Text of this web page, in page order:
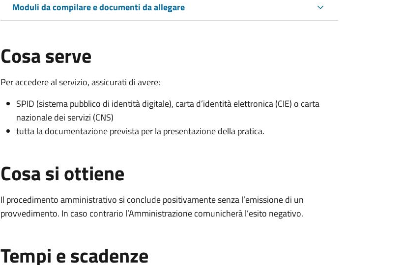
Moduli da compilare e documenti da allegare
Cosa serve
Per accedere al servizio, assicurati di avere:
SPID (sistema pubblico di identità digitale), carta d’identità elettronica (CIE) o carta
nazionale dei servizi (CNS)
tutta la documentazione prevista per la presentazione della pratica.
Cosa si ottiene
Il procedimento amministrativo si conclude positivamente senza l’emissione di un
provvedimento. In caso contrario l’Amministrazione comunicherà l’esito negativo.
Tempi e scadenze